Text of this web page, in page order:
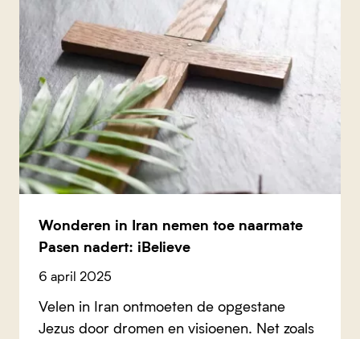
Wonderen in Iran nemen toe naarmate
Pasen nadert: iBelieve
6 april 2025
Velen in Iran ontmoeten de opgestane
Jezus door dromen en visioenen. Net zoals